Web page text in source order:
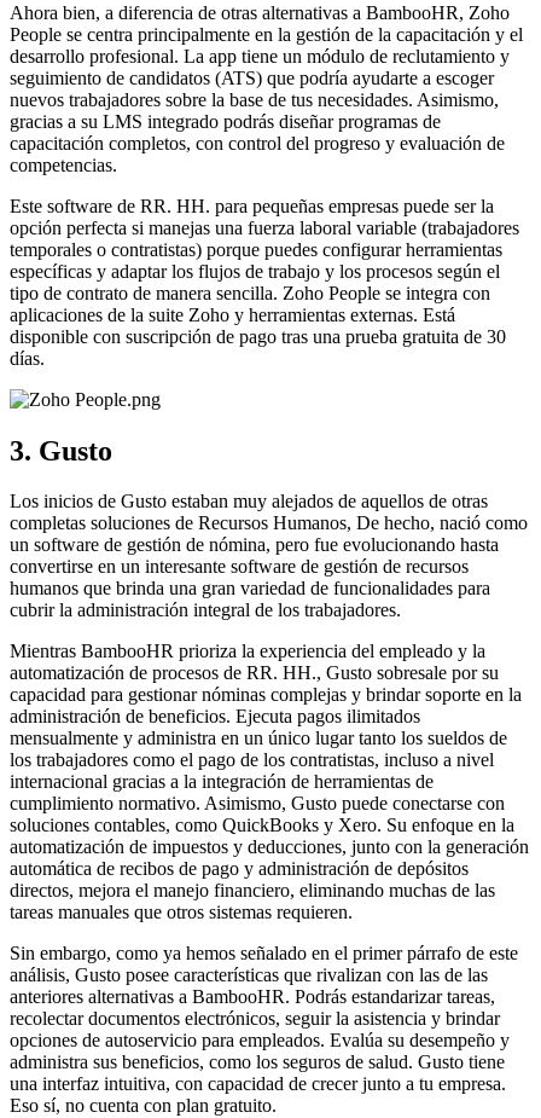
Ahora bien, a diferencia de otras alternativas a BambooHR, Zoho
People se centra principalmente en la gestión de la capacitación y el
desarrollo profesional. La app tiene un módulo de reclutamiento y
seguimiento de candidatos (ATS) que podría ayudarte a escoger
nuevos trabajadores sobre la base de tus necesidades. Asimismo,
gracias a su LMS integrado podrás diseñar programas de
capacitación completos, con control del progreso y evaluación de
competencias.
Este software de RR. HH. para pequeñas empresas puede ser la
opción perfecta si manejas una fuerza laboral variable (trabajadores
temporales o contratistas) porque puedes configurar herramientas
específicas y adaptar los flujos de trabajo y los procesos según el
tipo de contrato de manera sencilla. Zoho People se integra con
aplicaciones de la suite Zoho y herramientas externas. Está
disponible con suscripción de pago tras una prueba gratuita de 30
días.
3. Gusto
Los inicios de Gusto estaban muy alejados de aquellos de otras
completas soluciones de Recursos Humanos, De hecho, nació como
un software de gestión de nómina, pero fue evolucionando hasta
convertirse en un interesante software de gestión de recursos
humanos que brinda una gran variedad de funcionalidades para
cubrir la administración integral de los trabajadores.
Mientras BambooHR prioriza la experiencia del empleado y la
automatización de procesos de RR. HH., Gusto sobresale por su
capacidad para gestionar nóminas complejas y brindar soporte en la
administración de beneficios. Ejecuta pagos ilimitados
mensualmente y administra en un único lugar tanto los sueldos de
los trabajadores como el pago de los contratistas, incluso a nivel
internacional gracias a la integración de herramientas de
cumplimiento normativo. Asimismo, Gusto puede conectarse con
soluciones contables, como QuickBooks y Xero. Su enfoque en la
automatización de impuestos y deducciones, junto con la generación
automática de recibos de pago y administración de depósitos
directos, mejora el manejo financiero, eliminando muchas de las
tareas manuales que otros sistemas requieren.
Sin embargo, como ya hemos señalado en el primer párrafo de este
análisis, Gusto posee características que rivalizan con las de las
anteriores alternativas a BambooHR. Podrás estandarizar tareas,
recolectar documentos electrónicos, seguir la asistencia y brindar
opciones de autoservicio para empleados. Evalúa su desempeño y
administra sus beneficios, como los seguros de salud. Gusto tiene
una interfaz intuitiva, con capacidad de crecer junto a tu empresa.
Eso sí, no cuenta con plan gratuito.